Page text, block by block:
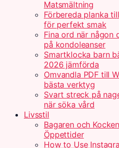
Matsmältning
Förbereda planka
för perfekt smak
Fina ord när någon
på kondoleanser
Smartklocka barn
2026 jämförda
Omvandla PDF till
bästa verktyg
Svart streck på
när söka vård
Livsstil
Bagaren och
Öppettider
How to Use